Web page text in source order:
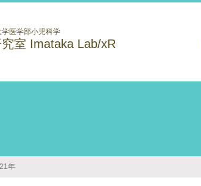
医学部小児科学
室 Imataka Lab/xR
年